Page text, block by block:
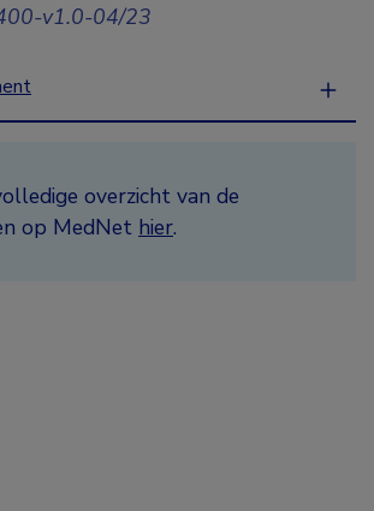
v1.0-04/23
overzicht van de
op MedNet hier.